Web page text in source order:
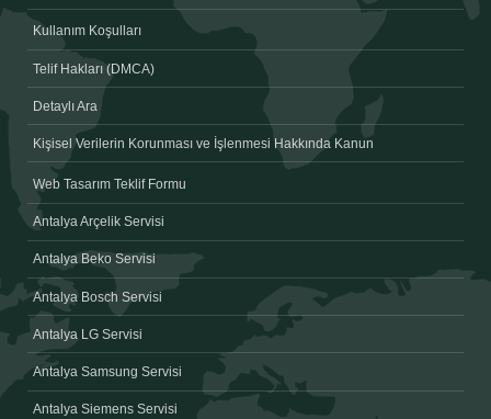
Kullanım Koşulları
Telif Hakları (DMCA)
Detaylı Ara
Kişisel Verilerin Korunması ve İşlenmesi Hakkında Kanun
Web Tasarım Teklif Formu
Antalya Arçelik Servisi
Antalya Beko Servisi
Antalya Bosch Servisi
Antalya LG Servisi
Antalya Samsung Servisi
Antalya Siemens Servisi